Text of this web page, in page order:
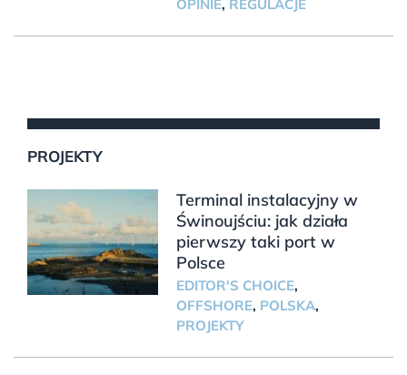
OPINIE, REGULACJE
PROJEKTY
Terminal instalacyjny w
Świnoujściu: jak działa
pierwszy taki port w
Polsce
EDITOR'S CHOICE,
OFFSHORE, POLSKA,
PROJEKTY